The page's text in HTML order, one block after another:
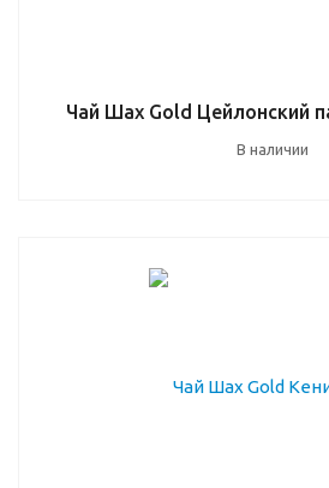
Чай Шах Gold Цейлонский
В наличии